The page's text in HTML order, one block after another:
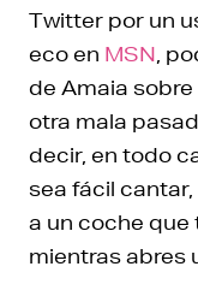
Twitter por un
eco en MSN ,
de Amaia
otra mala
decir, en todo
sea fácil
a un coche que
mientras abres